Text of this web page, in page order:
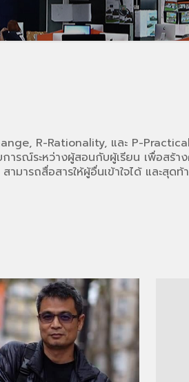
R-Rationality, และ P-
ารณ์ระหว่างผู้สอนกับผู้เรียน เพื่อสร้า
ามารถสื่อสารให้ผู้อื่นเข้าใจได้ และสุดท้